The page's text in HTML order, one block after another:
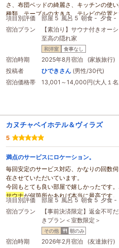
さ、布団ベッドの綺麗さ、キッチンの使
種類、テーブルの大きさ、テレビの位置
乾燥機付き、 サウナ 有り、BBQ有り芝生
一番はBBQ用品の場所がわからず電話で
方が非常に優しく丁寧な説明で気持ちの
マイナスな点を探す方が難しいです。
立地は沖縄北部に有り美ら海水族館、ジ
宇利島へのアクセスに抜群の場所です！
今回は多くの子供と一緒で夜中まで大騒
わなくても良い場所のためご家族や大勢で
店へのアクセスも良く買い出
項目別評価 部屋 5 風呂 5 朝食 - 夕食 -
宿泊プラン
【素泊り】サウナ付きオー
至高の隠れ家
和洋室 食事なし
宿泊時期
2025年8月宿泊 (家族旅行)
投稿者
ひできさん (男性/30代)
宿泊価格帯
13,001～14,000円(大人１
カヌチャベイホテル＆ヴィラズ
5
満点のサービスにロケーション。
毎回安定のサービス対応、かなりの回数
在させていただいています。
今回もとても良い部屋で嬉しかったです。
サウナが何箇所かあれば本当に最高です。
朝食のビュッフェも美味しくとても楽し
名護方面では海外勢に対応珍しいホテル
項目別評価 部屋 5 風呂 5 朝食 5 夕食 -
宿泊プラン
【事前決済限定】返金不可
きプラン＜室数限定＞
その他 朝のみ
宿泊時期
2026年2月宿泊 (友達旅行)